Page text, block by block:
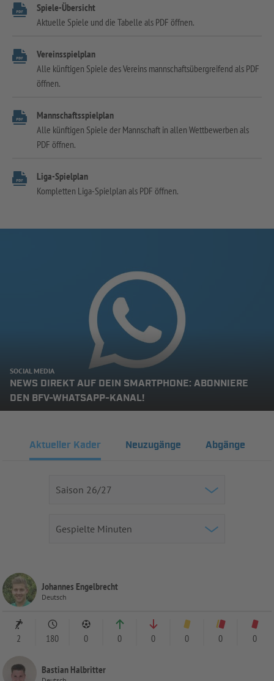
Spiele-Übersicht
Aktuelle Spiele und die Tabelle als PDF öffnen.
Vereinsspielplan
Alle künftigen Spiele des Vereins mannschaftsübergreifend als PDF
öffnen.
Mannschaftsspielplan
Alle künftigen Spiele der Mannschaft in allen Wettbewerben als
PDF öffnen.
Liga-Spielplan
Kompletten Liga-Spielplan als PDF öffnen.
SOCIAL MEDIA
NEWS DIREKT AUF DEIN SMARTPHONE: ABONNIERE
DEN BFV-WHATSAPP-KANAL!
Aktueller Kader Neuzugänge Abgänge
Johannes Engelbrecht
Deutsch
2 180 0 0 0 0 0 0
Bastian Halbritter